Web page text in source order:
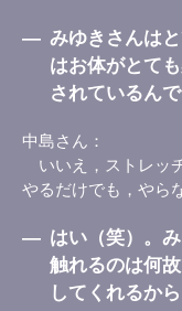
― みゆきさんは
はお体がとて
されているんで
中島さん
いいえ，ストレッ
やるだけでも，やら
― はい（笑）。
触れるのは何
してくれるか